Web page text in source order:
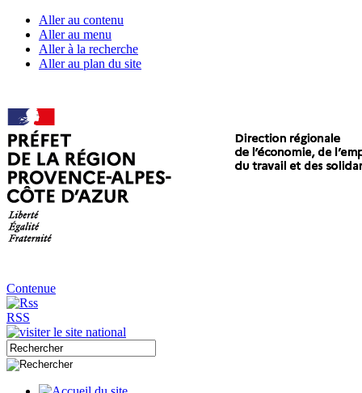
Aller au contenu
Aller au menu
Aller à la recherche
Aller au plan du site
Contenue
RSS